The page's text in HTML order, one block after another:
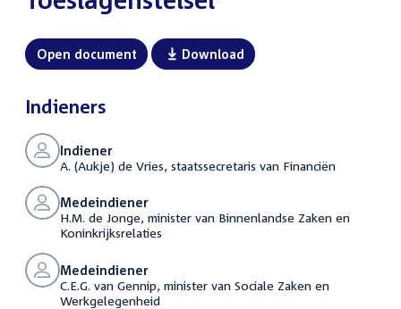
Open document Download
Indieners
Indiener
A. (Aukje) de Vries, staatssecretaris van Financiën
Medeindiener
H.M. de Jonge, minister van Binnenlandse Zaken en
Koninkrijksrelaties
Medeindiener
C.E.G. van Gennip, minister van Sociale Zaken en
Werkgelegenheid